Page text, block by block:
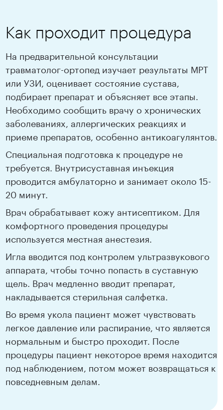
Как проходит процедура
На предварительной консультации
травматолог-ортопед изучает результаты МРТ
или УЗИ, оценивает состояние сустава,
подбирает препарат и объясняет все этапы.
Необходимо сообщить врачу о хронических
заболеваниях, аллергических реакциях и
приеме препаратов, особенно антикоагулянтов.
Специальная подготовка к процедуре не
требуется. Внутрисуставная инъекция
проводится амбулаторно и занимает около 15-
20 минут.
Врач обрабатывает кожу антисептиком. Для
комфортного проведения процедуры
используется местная анестезия.
Игла вводится под контролем ультразвукового
аппарата, чтобы точно попасть в суставную
щель. Врач медленно вводит препарат,
накладывается стерильная салфетка.
Во время укола пациент может чувствовать
легкое давление или распирание, что является
нормальным и быстро проходит. После
процедуры пациент некоторое время находится
под наблюдением, потом может возвращаться к
повседневным делам.